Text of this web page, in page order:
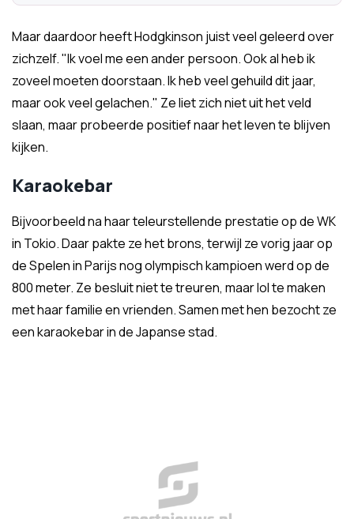
Maar daardoor heeft Hodgkinson juist veel geleerd over
zichzelf. "Ik voel me een ander persoon. Ook al heb ik
zoveel moeten doorstaan. Ik heb veel gehuild dit jaar,
maar ook veel gelachen." Ze liet zich niet uit het veld
slaan, maar probeerde positief naar het leven te blijven
kijken.
Karaokebar
Bijvoorbeeld na haar teleurstellende prestatie op de WK
in Tokio. Daar pakte ze het brons, terwijl ze vorig jaar op
de Spelen in Parijs nog olympisch kampioen werd op de
800 meter. Ze besluit niet te treuren, maar lol te maken
met haar familie en vrienden. Samen met hen bezocht ze
een karaokebar in de Japanse stad.